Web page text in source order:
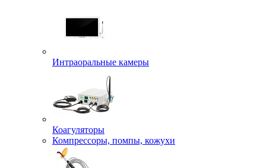
Интраоральные камеры
Коагуляторы
Компрессоры, помпы, кожухи